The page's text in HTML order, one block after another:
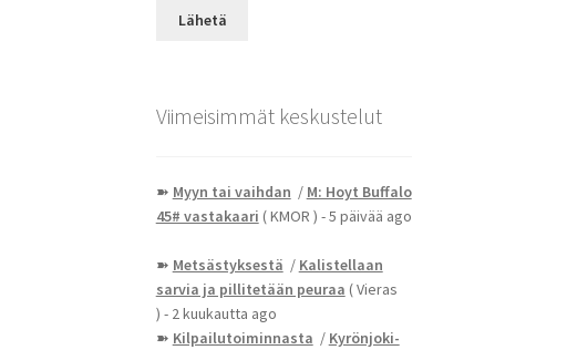
Viimeisimmät keskustelut
➽ Myyn tai vaihdan / M: Hoyt Buffalo
45# vastakaari ( KMOR ) - 5 päivää ago
➽ Metsästyksestä / Kalistellaan
sarvia ja pillitetään peuraa ( Vieras
) - 2 kuukautta ago
➽ Kilpailutoiminnasta / Kyrönjoki-